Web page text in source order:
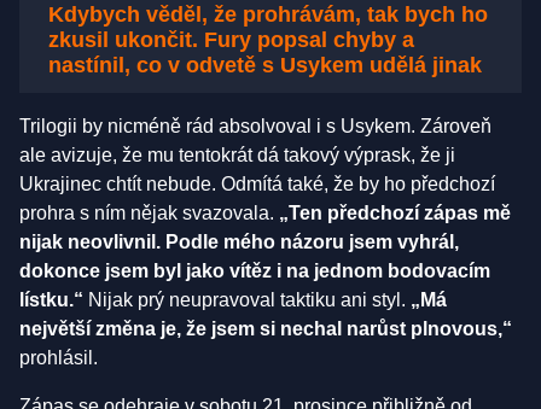
Kdybych věděl, že prohrávám, tak bych ho
zkusil ukončit. Fury popsal chyby a
nastínil, co v odvetě s Usykem udělá jinak
Trilogii by nicméně rád absolvoval i s Usykem. Zároveň
ale avizuje, že mu tentokrát dá takový výprask, že ji
Ukrajinec chtít nebude. Odmítá také, že by ho předchozí
prohra s ním nějak svazovala. „Ten předchozí zápas mě
nijak neovlivnil. Podle mého názoru jsem vyhrál,
dokonce jsem byl jako vítěz i na jednom bodovacím
lístku.“ Nijak prý neupravoval taktiku ani styl. „Má
největší změna je, že jsem si nechal narůst plnovous,“
prohlásil.